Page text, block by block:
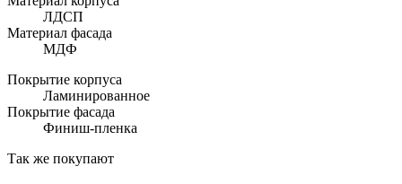
ЛДСП
Материал фасада
МДФ
Покрытие корпуса
Ламинированное
Покрытие фасада
Финиш-пленка
Так же покупают